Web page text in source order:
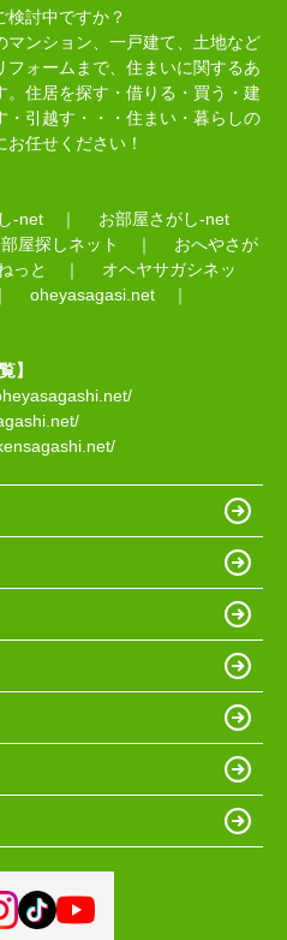
検討中ですか？
マンション、一戸建て、土地など
ォームまで、住まいに関するあ
。住居を探す・借りる・買う・建
・引越す・・・住まい・暮らしの
任せください！
-net ｜ お部屋さがし-net
屋探しネット ｜ おへやさが
っと ｜ オヘヤサガシネッ
oheyasagasi.net ｜
】